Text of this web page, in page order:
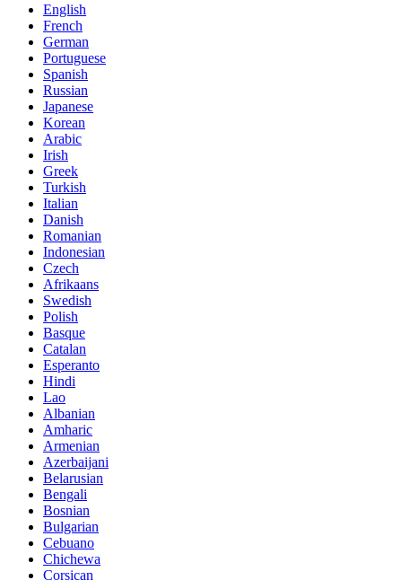
English
French
German
Portuguese
Spanish
Russian
Japanese
Korean
Arabic
Irish
Greek
Turkish
Italian
Danish
Romanian
Indonesian
Czech
Afrikaans
Swedish
Polish
Basque
Catalan
Esperanto
Hindi
Lao
Albanian
Amharic
Armenian
Azerbaijani
Belarusian
Bengali
Bosnian
Bulgarian
Cebuano
Chichewa
Corsican